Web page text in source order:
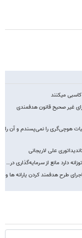
می​کنند
غیر صحیح قانون هدفمندی
هوچی‌گری را نمی‌پسندم و آن را
علی لاریجانی
دارد مانع از سرمایه‌گذاری در…
می شود/ اجرای طرح هدفمند کردن یارانه ها و